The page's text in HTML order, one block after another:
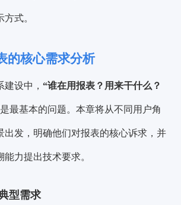
式。
的核心需求分析
建设中，“谁在用报表？用来干什么？
是最基本的问题。本章将从不同用户角
出发，明确他们对报表的核心诉求，并
力提出技术要求。
型需求